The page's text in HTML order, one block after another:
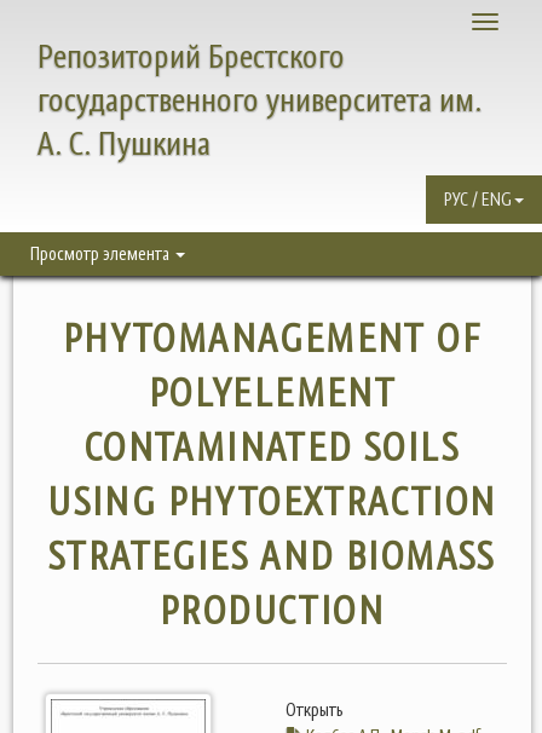
Toggle
Репозиторий Брестского
государственного университета им.
А. С. Пушкина
РУС / ENG
Просмотр элемента
PHYTOMANAGEMENT OF
POLYELEMENT
CONTAMINATED SOILS
USING PHYTOEXTRACTION
STRATEGIES AND BIOMASS
PRODUCTION
Открыть